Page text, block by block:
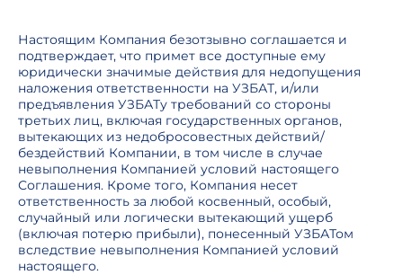
Настоящим Компания безотзывно соглашается и
подтверждает, что примет все доступные ему
юридически значимые действия для недопущения
наложения ответственности на УЗБАТ, и/или
предъявления УЗБАТу требований со стороны
третьих лиц, включая государственных органов,
вытекающих из недобросовестных действий/
бездействий Компании, в том числе в случае
невыполнения Компанией условий настоящего
Соглашения. Кроме того, Компания несет
ответственность за любой косвенный, особый,
случайный или логически вытекающий ущерб
(включая потерю прибыли), понесенный УЗБАТом
вследствие невыполнения Компанией условий
настоящего.